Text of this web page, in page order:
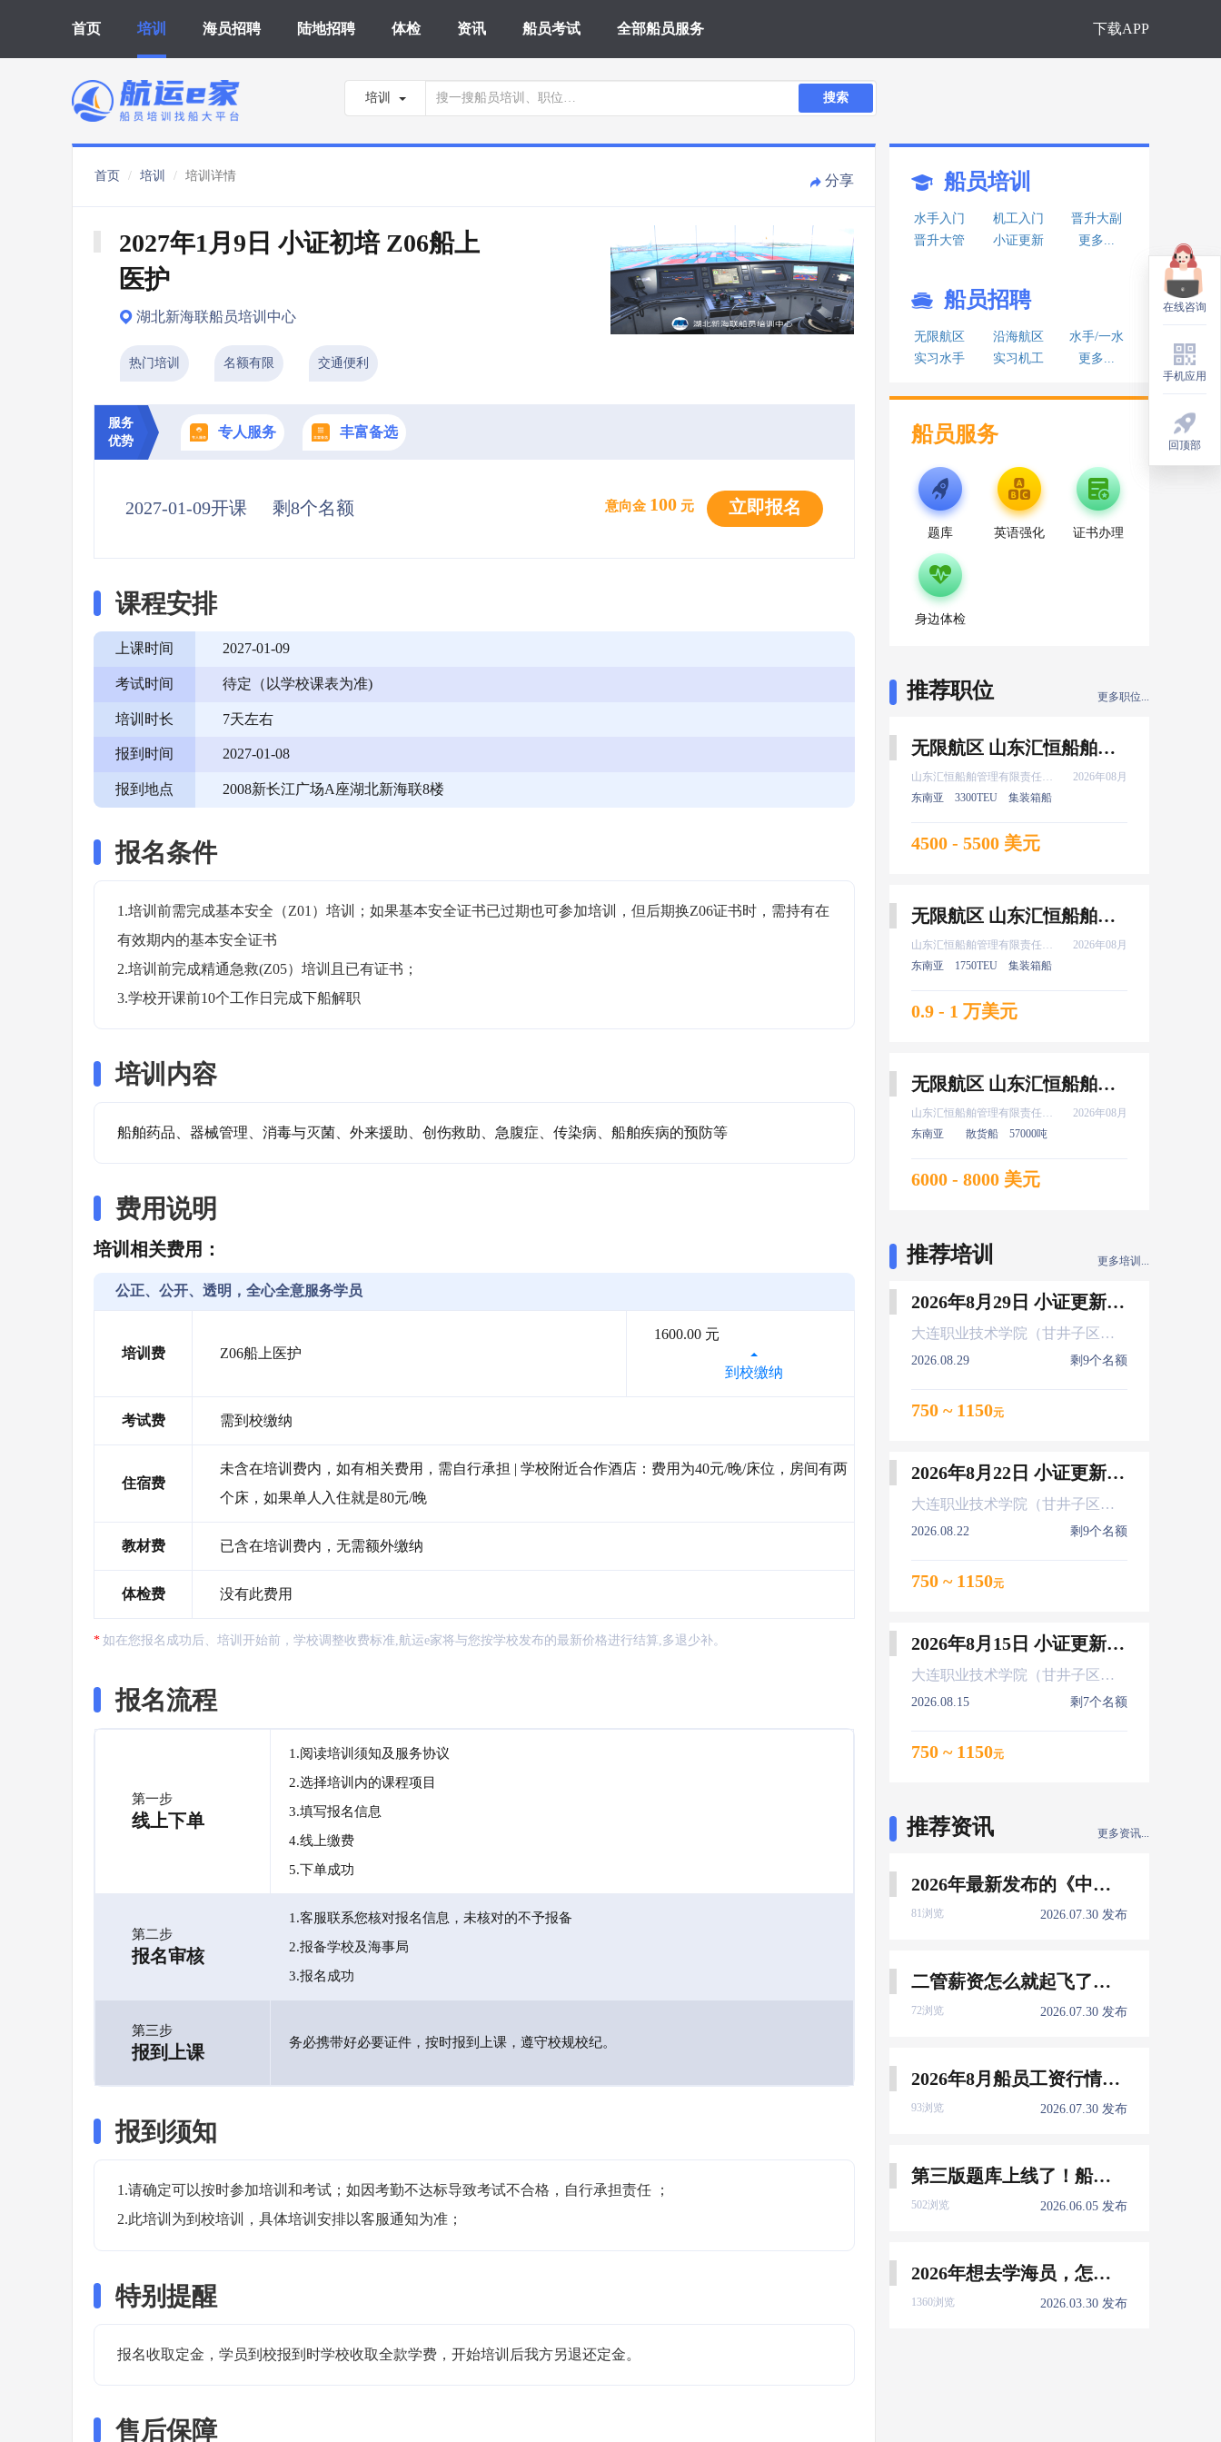
首页 培训 海员招聘 陆地招聘 体检 资讯 船员考试 全部船员服务 下载APP
培训 搜索
首页 培训 培训详情 分享
2027年1月9日 小证初培 Z06船上
医护
湖北新海联船员培训中心
热门培训 名额有限 交通便利
服务
优势
专人服务 丰富备选
2027-01-09开课 剩8个名额 意向金 100 元 立即报名
课程安排
上课时间 2027-01-09
考试时间 待定（以学校课表为准)
培训时长 7天左右
报到时间 2027-01-08
报到地点 2008新长江广场A座湖北新海联8楼
报名条件
1.培训前需完成基本安全（Z01）培训；如果基本安全证书已过期也可参加培训，但后期换Z06证书时，需持有在
有效期内的基本安全证书
2.培训前完成精通急救(Z05）培训且已有证书；
3.学校开课前10个工作日完成下船解职
培训内容
船舶药品、器械管理、消毒与灭菌、外来援助、创伤救助、急腹症、传染病、船舶疾病的预防等
费用说明
培训相关费用：
公正、公开、透明，全心全意服务学员
培训费 Z06船上医护
1600.00 元
到校缴纳
考试费 需到校缴纳
住宿费
未含在培训费内，如有相关费用，需自行承担 | 学校附近合作酒店：费用为40元/晚/床位，房间有两
个床，如果单人入住就是80元/晚
教材费 已含在培训费内，无需额外缴纳
体检费 没有此费用
如在您报名成功后、培训开始前，学校调整收费标准,航运e家将与您按学校发布的最新价格进行结算,多退少补。
报名流程
第一步
线上下单
1.阅读培训须知及服务协议
2.选择培训内的课程项目
3.填写报名信息
4.线上缴费
5.下单成功
第二步
报名审核
1.客服联系您核对报名信息，未核对的不予报备
2.报备学校及海事局
3.报名成功
第三步
报到上课 务必携带好必要证件，按时报到上课，遵守校规校纪。
报到须知
1.请确定可以按时参加培训和考试；如因考勤不达标导致考试不合格，自行承担责任 ；
2.此培训为到校培训，具体培训安排以客服通知为准；
特别提醒
报名收取定金，学员到校报到时学校收取全款学费，开始培训后我方另退还定金。
售后保障
船员培训
水手入门 机工入门
晋升大副
晋升大管
小证更新 更多...
船员招聘
无限航区 沿海航区
水手/一水
实习水手
实习机工 更多...
船员服务
题库 英语强化 证书办理
身边体检
推荐职位 更多职位...
无限航区 山东汇恒船舶管理有限责任公司 二副 8月上船
山东汇恒船舶管理有限责任公司
2026年08月
东南亚
3300TEU 集装箱船
4500 - 5500 美元
无限航区 山东汇恒船舶管理有限责任公司 船长 8月上船
山东汇恒船舶管理有限责任公司
2026年08月
东南亚
1750TEU 集装箱船
0.9 - 1 万美元
无限航区 山东汇恒船舶管理有限责任公司 大管轮 8月上船
山东汇恒船舶管理有限责任公司
2026年08月
东南亚
散货船 57000吨
6000 - 8000 美元
推荐培训 更多培训...
2026年8月29日 小证更新 Z01Z02Z04
大连职业技术学院（甘井子区大连北站）
2026.08.29 剩9个名额
750 ~ 1150元
2026年8月22日 小证更新 Z01Z02Z04
大连职业技术学院（甘井子区大连北站）
2026.08.22 剩9个名额
750 ~ 1150元
2026年8月15日 小证更新 Z01Z02Z04
大连职业技术学院（甘井子区大连北站）
2026.08.15 剩7个名额
750 ~ 1150元
推荐资讯 更多资讯...
2026年最新发布的《中国船员发展报告》，暴露了哪些信息量？
81浏览 2026.07.30 发布
二管薪资怎么就起飞了，下一个会是谁？
72浏览 2026.07.30 发布
2026年8月船员工资行情参考
93浏览 2026.07.30 发布
第三版题库上线了！船员免费刷！
502浏览 2026.06.05 发布
2026年想去学海员，怎么选择培训学校？
1360浏览 2026.03.30 发布
在线咨询
手机应用
回顶部
在线咨询
手机应用
回顶部